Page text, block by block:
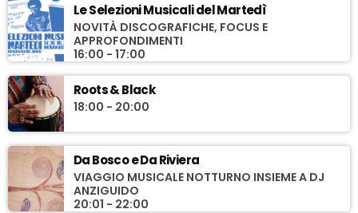
Le Selezioni Musicali del Martedì
NOVITÀ DISCOGRAFICHE, FOCUS E
APPROFONDIMENTI
16:00 - 17:00
Roots & Black
18:00 - 20:00
Da Bosco e Da Riviera
VIAGGIO MUSICALE NOTTURNO INSIEME A DJ
ANZIGUIDO
20:01 - 22:00